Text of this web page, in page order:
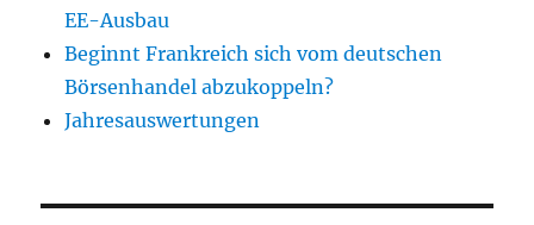
EE-Ausbau
Beginnt Frankreich sich vom deutschen
Börsenhandel abzukoppeln?
Jahresauswertungen